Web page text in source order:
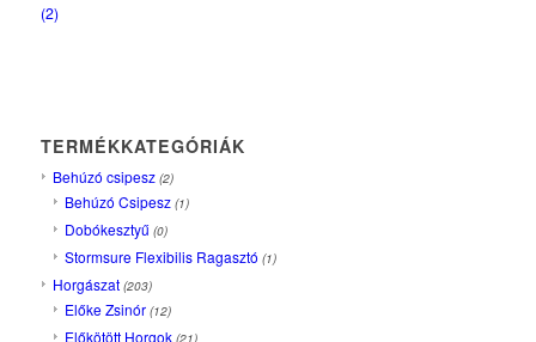
(2)
TERMÉKKATEGÓRIÁK
Behúzó csipesz (2)
Behúzó Csipesz (1)
Dobókesztyű (0)
Stormsure Flexibilis Ragasztó (1)
Horgászat (203)
Előke Zsinór (12)
Előkötött Horgok (21)